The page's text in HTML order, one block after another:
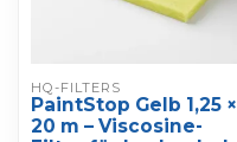
HQ-FILTERS
PaintStop Gelb 1,25 ×
20 m – Viscosine-